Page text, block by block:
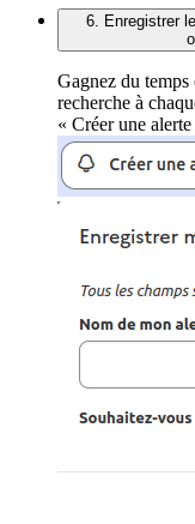
6. Enregistrer
Gagnez du temps
recherche à
« Créer une alerte